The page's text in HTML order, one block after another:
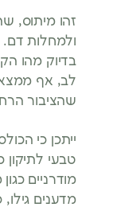
זהו מיתוס,
ולמחלות דם.
בדיוק מהו
לב, אף
שהציבור
ייתכן כי
טבעי לתיקון
מודרניים
מדענים גילו,